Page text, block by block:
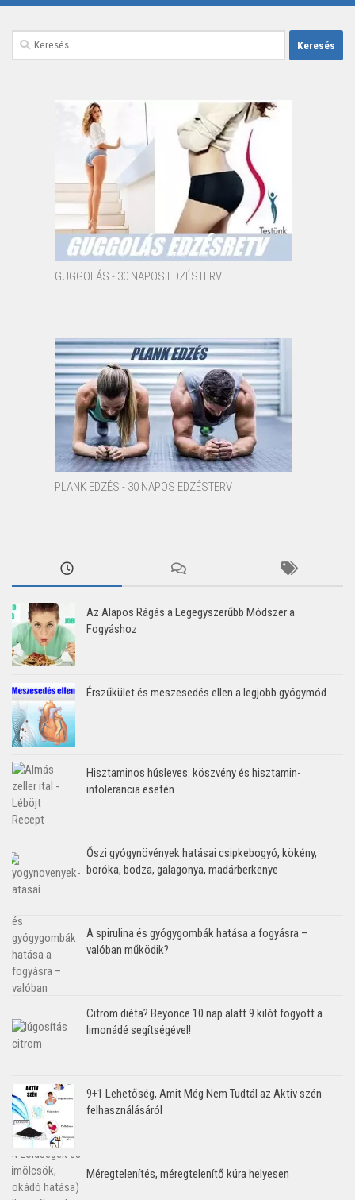
Keresés:
GUGGOLÁS - 30 NAPOS EDZÉSTERV
PLANK EDZÉS - 30 NAPOS EDZÉSTERV
Az Alapos Rágás a Legegyszerűbb Módszer a
Fogyáshoz
Érszűkület és meszesedés ellen a legjobb gyógymód
Hisztaminos húsleves: köszvény és hisztamin-
intolerancia esetén
Őszi gyógynövények hatásai csipkebogyó, kökény,
boróka, bodza, galagonya, madárberkenye
A spirulina és gyógygombák hatása a fogyásra –
valóban működik?
Citrom diéta? Beyonce 10 nap alatt 9 kilót fogyott a
limonádé segítségével!
9+1 Lehetőség, Amit Még Nem Tudtál az Aktiv szén
felhasználásáról
Méregtelenítés, méregtelenítő kúra helyesen